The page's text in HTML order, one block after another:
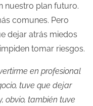
nuestro plan futuro.
comunes. Pero
dejar atrás miedos
tomar riesgos.
en profesional
tuve que dejar
obvio, también tuve